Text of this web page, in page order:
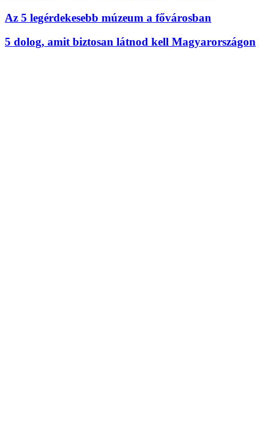
Az 5 legérdekesebb múzeum a fővárosban
5 dolog, amit biztosan látnod kell Magyarországon